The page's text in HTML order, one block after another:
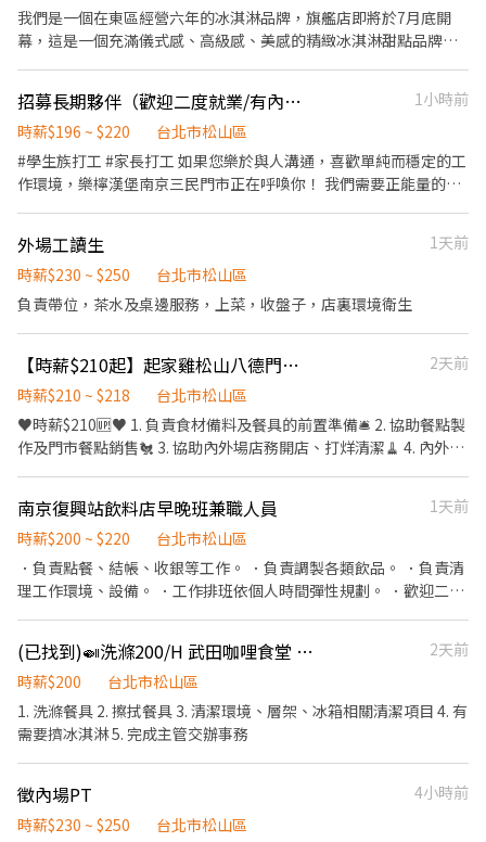
我們是一個在東區經營六年的冰淇淋品牌，旗艦店即將於7月底開
幕，這是一個充滿儀式感、高級感、美感的精緻冰淇淋甜點品牌，
確SOP，無經驗可 3. 工作氣氛：團隊單純，正面鼓舞士氣，非傳統
高壓環境 門市人員的職務如下： 1. 向顧客介紹特色水果冰淇淋與甜
點 2. 支援廚務及甜點最後出餐流程 3. 提供桌邊服務與甜點體驗 4. 提
供高品質接待體驗 5. 與顧客建立與維繫良好關係 6. 維持店內整潔與
招募長期夥伴（歡迎二度就業/有內場經驗佳）
1小時前
時薪$196 ~ $220
台北市松山區
#學生族打工 #家長打工 如果您樂於與人溝通，喜歡單純而穩定的工
作環境，樂檸漢堡南京三民門市正在呼喚你！ 我們需要正能量的您
潔、提供餐點等。 #早班內場 #歡迎家長夥伴 #歡迎二度就業 排班時
段 09:00 ~ 21：30（依可配合時間安排） 每日排班 3小時起 每週排
班20小時＆以上 上班時段 #晚班 #午班 #假日班 #歡迎學生工讀＆二
外場工讀生
1天前
時薪$230 ~ $250
台北市松山區
負責帶位，茶水及桌邊服務，上菜，收盤子，店裏環境衛生
【時薪$210起】起家雞松山八德門市-長期兼職
2天前
時薪$210 ~ $218
台北市松山區
♥時薪$210🆙♥ 1. 負責食材備料及餐具的前置準備🛎 2. 協助餐點製
作及門市餐點銷售🐔 3. 協助內外場店務開店、打烊清潔🧹 4. 內外場
時間依照可配合的時數排班） 兼職累積時數達標且經考核完成時薪
再Up!!🆙
南京復興站飲料店早晚班兼職人員
1天前
時薪$200 ~ $220
台北市松山區
．負責點餐、結帳、收銀等工作。 ．負責調製各類飲品。 ．負責清
理工作環境、設備。 ．工作排班依個人時間彈性規劃。 ．歡迎二度
(已找到)🍛洗滌200/H 武田咖哩食堂 8/8、9TORIAEZU CURRY
2天前
時薪$200
台北市松山區
1. 洗滌餐具 2. 擦拭餐具 3. 清潔環境、層架、冰箱相關清潔項目 4. 有
需要擠冰淇淋 5. 完成主管交辦事務
徵內場PT
4小時前
時薪$230 ~ $250
台北市松山區